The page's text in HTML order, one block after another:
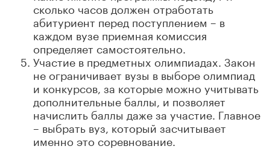
сколько часов должен отработать
абитуриент перед поступлением – в
каждом вузе приемная комиссия
определяет самостоятельно.
Участие в предметных олимпиадах. Закон
не ограничивает вузы в выборе олимпиад
и конкурсов, за которые можно учитывать
дополнительные баллы, и позволяет
начислить баллы даже за участие. Главное
– выбрать вуз, который засчитывает
именно это соревнование.